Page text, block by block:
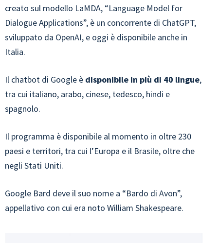
creato sul modello LaMDA, “Language Model for
Dialogue Applications”, è un concorrente di ChatGPT,
sviluppato da OpenAI, e oggi è disponibile anche in
Italia.
Il chatbot di Google è disponibile in più di 40 lingue,
tra cui italiano, arabo, cinese, tedesco, hindi e
spagnolo.
Il programma è disponibile al momento in oltre 230
paesi e territori, tra cui l’Europa e il Brasile, oltre che
negli Stati Uniti.
Google Bard deve il suo nome a “Bardo di Avon”,
appellativo con cui era noto William Shakespeare.